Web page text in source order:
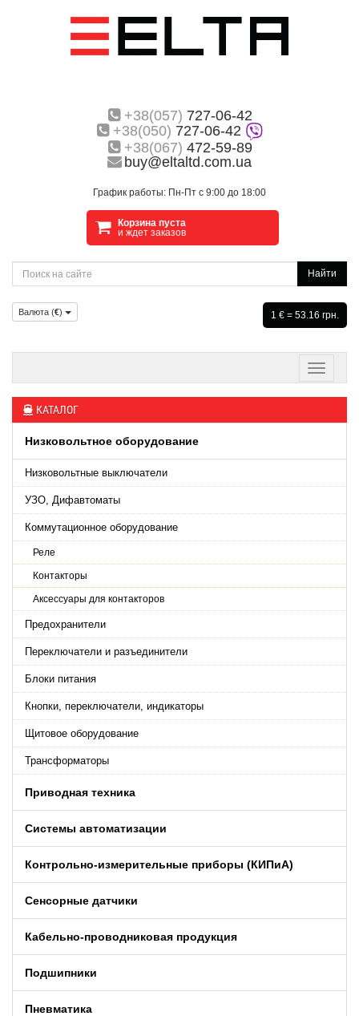
+38(057) 727-06-42
+38(050) 727-06-42
+38(067) 472-59-89
buy@eltaltd.com.ua
График работы: Пн-Пт с 9:00 до 18:00
Корзина пуста
и ждет заказов
Найти
Валюта (€) 1 € = 53.16 грн.
КАТАЛОГ
Низковольтное оборудование
Низковольтные выключатели
УЗО, Дифавтоматы
Коммутационное оборудование
Реле
Контакторы
Аксессуары для контакторов
Предохранители
Переключатели и разъединители
Блоки питания
Кнопки, переключатели, индикаторы
Щитовое оборудование
Трансформаторы
Приводная техника
Системы автоматизации
Контрольно-измерительные приборы (КИПиA)
Сенсорные датчики
Кабельно-проводниковая продукция
Подшипники
Пневматика